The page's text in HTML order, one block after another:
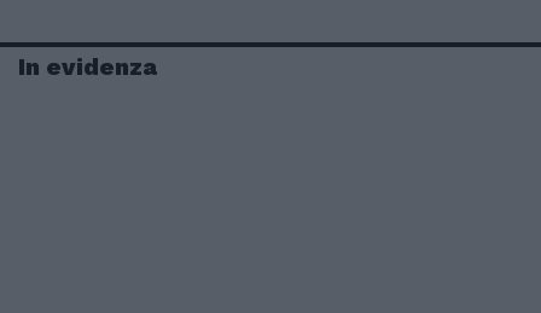
In evidenza